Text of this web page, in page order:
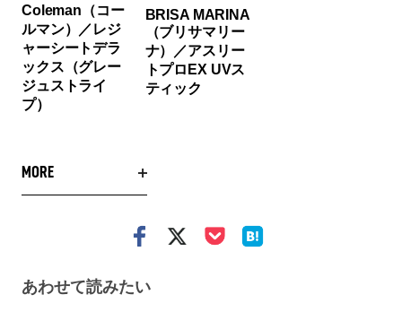
Coleman（コー
ルマン）／レジ
ャーシートデラ
ックス（グレー
ジュストライ
プ）
BRISA MARINA
（ブリサマリー
ナ）／アスリー
トプロEX UVス
ティック
MORE
あわせて読みたい